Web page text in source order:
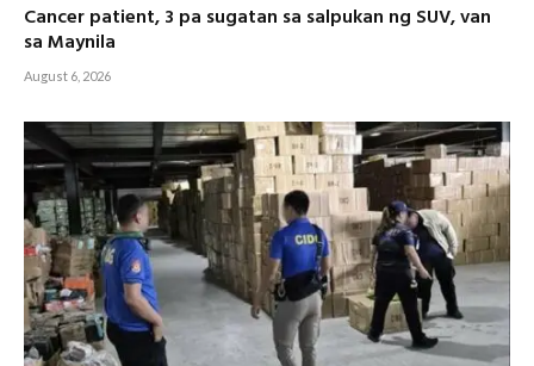
Cancer patient, 3 pa sugatan sa salpukan ng SUV, van
sa Maynila
August 6, 2026